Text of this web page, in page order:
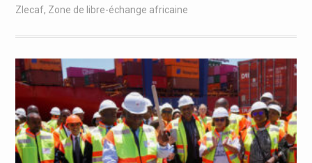
Zlecaf, Zone de libre-échange africaine